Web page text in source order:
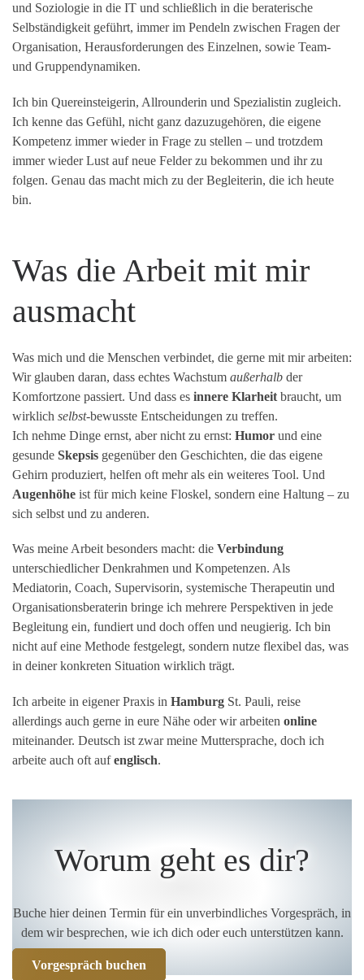
und Soziologie in die IT und schließlich in die beraterische
Selbständigkeit geführt, immer im Pendeln zwischen Fragen der
Organisation, Herausforderungen des Einzelnen, sowie Team-
und Gruppendynamiken.
Ich bin Quereinsteigerin, Allrounderin und Spezialistin zugleich.
Ich kenne das Gefühl, nicht ganz dazuzugehören, die eigene
Kompetenz immer wieder in Frage zu stellen – und trotzdem
immer wieder Lust auf neue Felder zu bekommen und ihr zu
folgen. Genau das macht mich zu der Begleiterin, die ich heute
bin.
Was die Arbeit mit mir
ausmacht
Was mich und die Menschen verbindet, die gerne mit mir arbeiten:
Wir glauben daran, dass echtes Wachstum außerhalb der
Komfortzone passiert. Und dass es innere Klarheit braucht, um
wirklich selbst-bewusste Entscheidungen zu treffen.
Ich nehme Dinge ernst, aber nicht zu ernst: Humor und eine
gesunde Skepsis gegenüber den Geschichten, die das eigene
Gehirn produziert, helfen oft mehr als ein weiteres Tool. Und
Augenhöhe ist für mich keine Floskel, sondern eine Haltung – zu
sich selbst und zu anderen.
Was meine Arbeit besonders macht: die Verbindung
unterschiedlicher Denkrahmen und Kompetenzen. Als
Mediatorin, Coach, Supervisorin, systemische Therapeutin und
Organisationsberaterin bringe ich mehrere Perspektiven in jede
Begleitung ein, fundiert und doch offen und neugierig. Ich bin
nicht auf eine Methode festgelegt, sondern nutze flexibel das, was
in deiner konkreten Situation wirklich trägt.
Ich arbeite in eigener Praxis in Hamburg St. Pauli, reise
allerdings auch gerne in eure Nähe oder wir arbeiten online
miteinander. Deutsch ist zwar meine Muttersprache, doch ich
arbeite auch oft aufenglisch.
Worum geht es dir?
Buche hier deinen Termin für ein unverbindliches Vorgespräch, in
dem wir besprechen, wie ich dich oder euch unterstützen kann.
Vorgespräch buchen